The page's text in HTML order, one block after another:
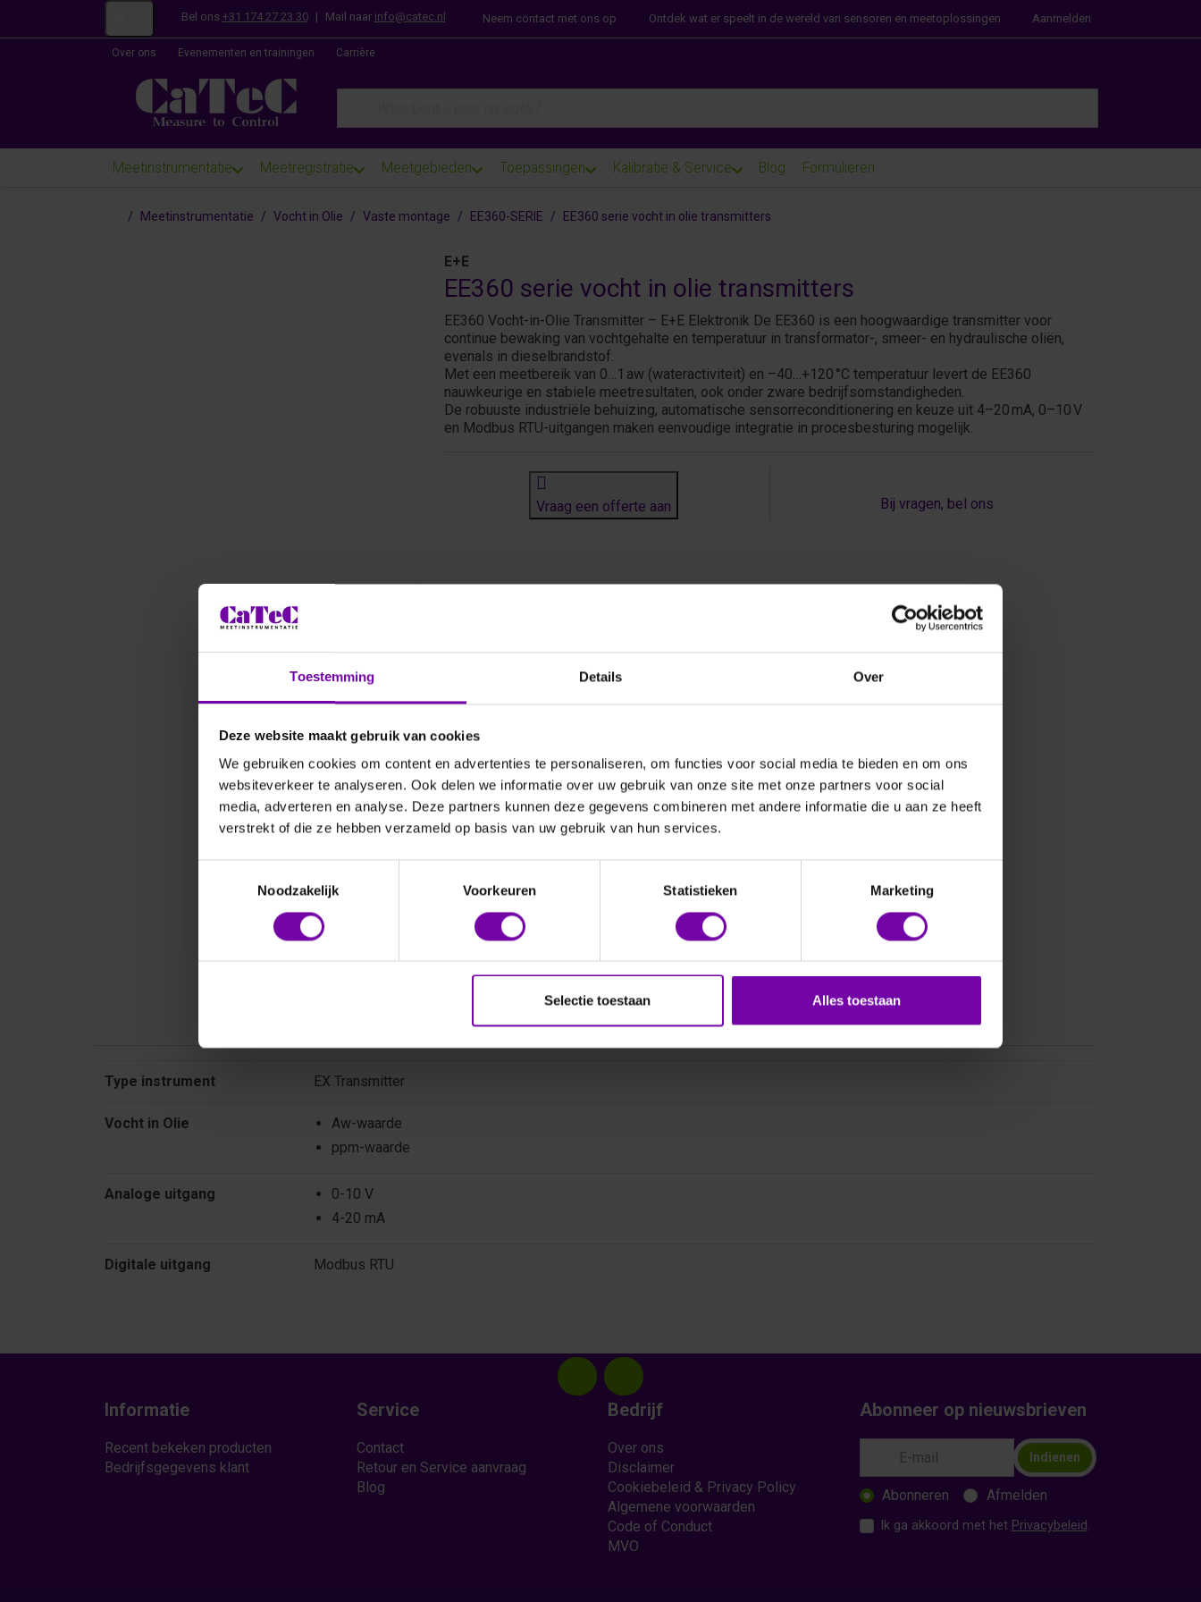
Toestemming Details Over
Deze website maakt gebruik van cookies
We gebruiken cookies om content en advertenties te personaliseren, om functies voor social media te bieden en om ons
websiteverkeer te analyseren. Ook delen we informatie over uw gebruik van onze site met onze partners voor social
media, adverteren en analyse. Deze partners kunnen deze gegevens combineren met andere informatie die u aan ze heeft
verstrekt of die ze hebben verzameld op basis van uw gebruik van hun services.
Noodzakelijk
Voorkeuren Statistieken Marketing
Selectie toestaan Alles toestaan
Bel ons +31 174 27 23 30 | Mail naar info@catec.nl Neem contact met ons op Ontdek wat er speelt in de wereld van sensoren en meetoplossingen Aanmelden
Over ons Evenementen en trainingen Carrière
Meetinstrumentatie Meetregistratie Meetgebieden Toepassingen Kalibratie & Service Blog Formulieren
Startpagina
Meetinstrumentatie Vocht in Olie Vaste montage EE360-SERIE EE360 serie vocht in olie transmitters
E+E
EE360 serie vocht in olie transmitters
EE360 Vocht-in-Olie Transmitter – E+E Elektronik De EE360 is een hoogwaardige transmitter voor
continue bewaking van vochtgehalte en temperatuur in transformator-, smeer- en hydraulische oliën,
evenals in dieselbrandstof.
Met een meetbereik van 0…1 aw (wateractiviteit) en –40…+120 °C temperatuur levert de EE360
nauwkeurige en stabiele meetresultaten, ook onder zware bedrijfsomstandigheden.
De robuuste industriële behuizing, automatische sensorreconditionering en keuze uit 4–20 mA, 0–10 V
en Modbus RTU-uitgangen maken eenvoudige integratie in procesbesturing mogelijk.
Vraag een offerte aan Bij vragen, bel ons
Verschillende types Beschrijving Download datasheet
Type instrument EX Transmitter
Vocht in Olie
Aw-waarde
ppm-waarde
Analoge uitgang
0-10 V
4-20 mA
Digitale uitgang Modbus RTU
Informatie
Recent bekeken producten
Bedrijfsgegevens klant
Service
Contact
Retour en Service aanvraag
Blog
Bedrijf
Over ons
Disclaimer
Cookiebeleid & Privacy Policy
Algemene voorwaarden
Code of Conduct
MVO
Abonneer op nieuwsbrieven
Indienen
Abonneren Afmelden
Ik ga akkoord met het Privacybeleid.